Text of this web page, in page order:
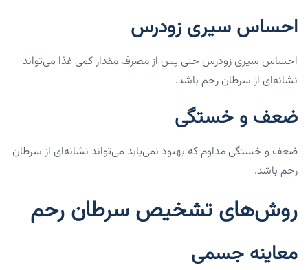
احساس سیری زودرس
احساس سیری زودرس حتی پس از مصرف مقدار کمی غذا می‌تواند
نشانه‌ای از سرطان رحم باشد.
ضعف و خستگی
ضعف و خستگی مداوم که بهبود نمی‌یابد می‌تواند نشانه‌ای از سرطان
رحم باشد.
روش‌های تشخیص سرطان رحم
معاینه جسمی